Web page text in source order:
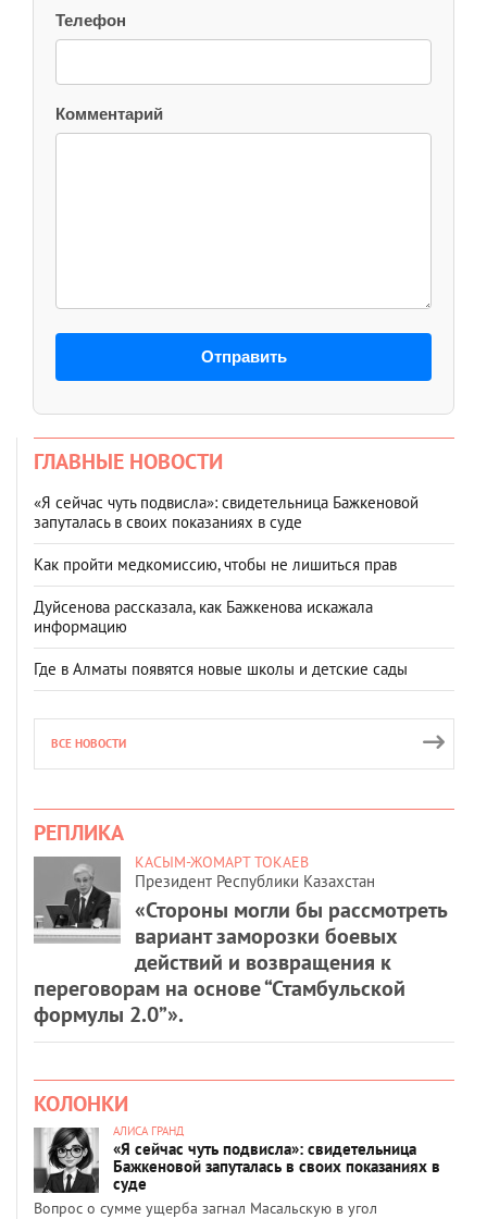
Телефон
Комментарий
Отправить
ГЛАВНЫЕ НОВОСТИ
«Я сейчас чуть подвисла»: свидетельница Бажкеновой
запуталась в своих показаниях в суде
Как пройти медкомиссию, чтобы не лишиться прав
Дуйсенова рассказала, как Бажкенова искажала
информацию
Где в Алматы появятся новые школы и детские сады
ВСЕ НОВОСТИ
РЕПЛИКА
КАСЫМ-ЖОМАРТ ТОКАЕВ
Президент Республики Казахстан
«Стороны могли бы рассмотреть
вариант заморозки боевых
действий и возвращения к
переговорам на основе “Стамбульской
формулы 2.0”».
КОЛОНКИ
АЛИСА ГРАНД
«Я сейчас чуть подвисла»: свидетельница
Бажкеновой запуталась в своих показаниях в
суде
Вопрос о сумме ущерба загнал Масальскую в угол